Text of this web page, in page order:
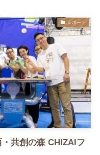
レポート
共創の森 CHIZAIフ